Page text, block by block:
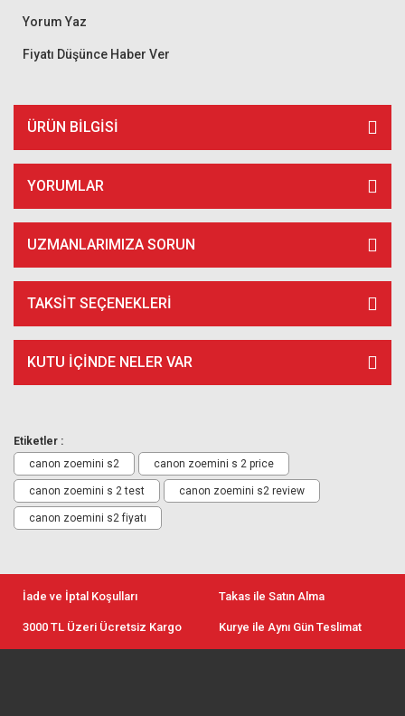
Yorum Yaz
Fiyatı Düşünce Haber Ver
ÜRÜN BILGISI
YORUMLAR
UZMANLARIMIZA SORUN
TAKSIT SEÇENEKLERI
KUTU İÇİNDE NELER VAR
Etiketler :
canon zoemini s2
canon zoemini s 2 price
canon zoemini s 2 test canon zoemini s2 review
canon zoemini s2 fiyatı
İade ve İptal Koşulları Takas ile Satın Alma
3000 TL Üzeri Ücretsiz Kargo Kurye ile Aynı Gün Teslimat